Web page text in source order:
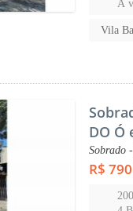
À
Vila
DO Ó
Sobrado
R$